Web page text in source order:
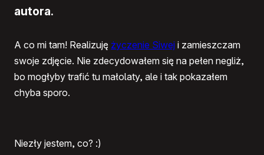
autora.
A co mi tam! Realizuję życzenie Siwej i zamieszczam
swoje zdjęcie. Nie zdecydowałem się na pełen negliż,
bo mogłyby trafić tu małolaty, ale i tak pokazałem
chyba sporo.
Niezły jestem, co? :)